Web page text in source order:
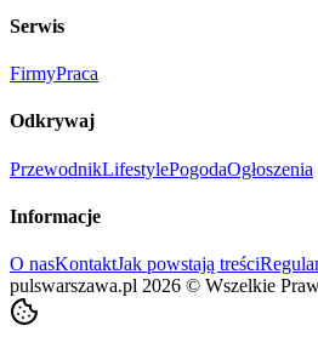
Serwis
FirmyPraca
Odkrywaj
PrzewodnikLifestylePogodaOgłoszenia
Informacje
O nasKontaktJak powstają treści
pulswarszawa.pl 2026 © Wszelkie